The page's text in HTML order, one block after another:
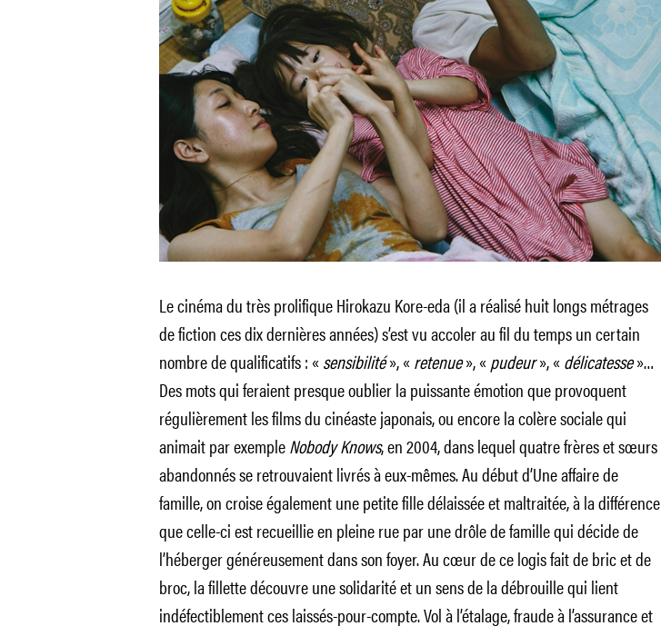
Le cinéma du très prolifique Hirokazu Kore-eda (il a réalisé huit longs métrages
de fiction ces dix dernières années) s’est vu accoler au fil du temps un certain
nombre de qualificatifs : «sensibilité», «retenue», «pudeur», «délicatesse»…
Des mots qui feraient presque oublier la puissante émotion que provoquent
régulièrement les films du cinéaste japonais, ou encore la colère sociale qui
animait par exempleNobody Knows, en 2004, dans lequel quatre frères et sœurs
abandonnés se retrouvaient livrés à eux-mêmes. Au début d’Une affaire de
famille, on croise également une petite fille délaissée et maltraitée, à la différence
que celle-ci est recueillie en pleine rue par une drôle de famille qui décide de
l’héberger généreusement dans son foyer. Au cœur de ce logis fait de bric et de
broc, la fillette découvre une solidarité et un sens de la débrouille qui lient
indéfectiblement ces laissés-pour-compte. Vol à l’étalage, fraude à l’assurance et